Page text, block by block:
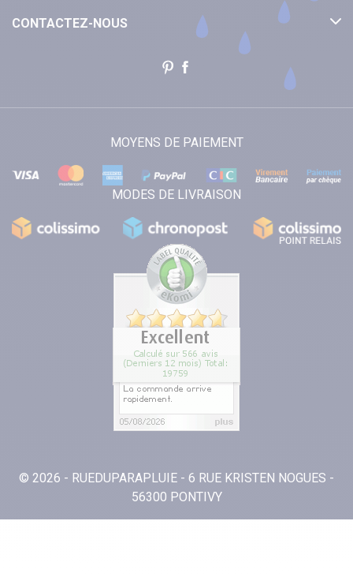
CONTACTEZ-NOUS
MOYENS DE PAIEMENT
MODES DE LIVRAISON
© 2026 - RUEDUPARAPLUIE - 6 RUE KRISTEN NOGUES -
56300 PONTIVY